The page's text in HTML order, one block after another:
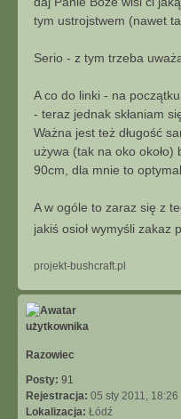
j
s
ę
S
r
a
ś
n
tym ustrojstwem (nawet
Serio - z tym trzeba
A co do linki - na
- teraz jednak skłaniam
Ważna jest też długość
używa (tak na oko
90cm, dla mnie to
A w ogóle to zaraz się z
jakiś osioł wymyśli zakaz
projekt-bushcraft.pl
Razowiec
Posty: 91
Rejestracja: 05 sty 2011, 18:26
Lokalizacja: Łódź